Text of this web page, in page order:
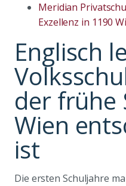
Meridian
Exzellenz in 1190
Englisch
der frühe
Wien
ist
Die ersten Schuljahre